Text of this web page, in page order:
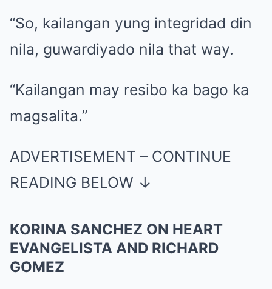
“So, kailangan yung integridad din
nila, guwardiyado nila that way.
“Kailangan may resibo ka bago ka
magsalita.”
ADVERTISEMENT – CONTINUE
READING BELOW ↓
KORINA SANCHEZ ON HEART
EVANGELISTA AND RICHARD
GOMEZ